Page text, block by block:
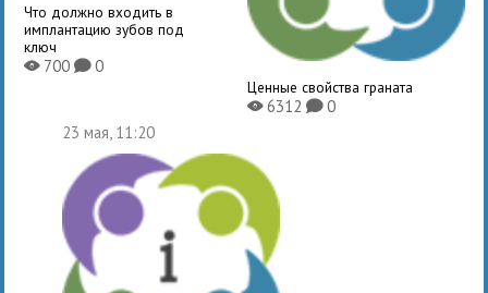
Что должно входить в
имплантацию зубов под
ключ
X700K0
Ценные свойства граната
X6312 K0
23 мая, 11:20